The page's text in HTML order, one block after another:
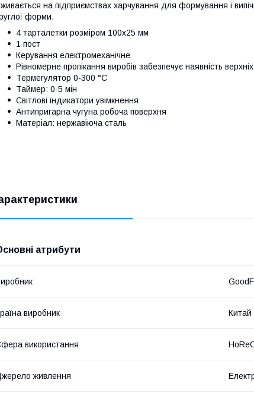
на підприємствах харчування для формування і
форми.
4 тарталетки розміром 100х25 мм
1 пост
Керування електромеханічне
Рівномерне пропікання виробів забезпечує наявність
Термегулятор 0-300 °C
Таймер: 0-5 мін
Світлові індикатори увімкнення
Антипригарна чугуна робоча поверхня
Матеріал: нержавіюча сталь
атрибути
виробник Китай
використання
живлення